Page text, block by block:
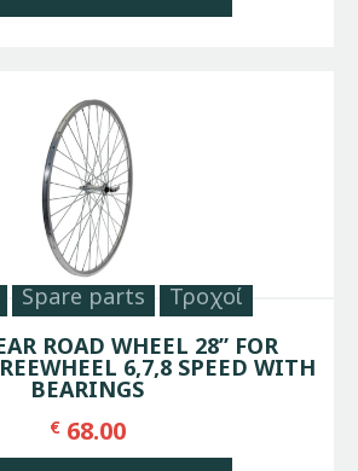
Spare parts
Τροχοί
ROAD WHEEL 28” FOR
6,7,8 SPEED WITH
BEARINGS
€ 68.00